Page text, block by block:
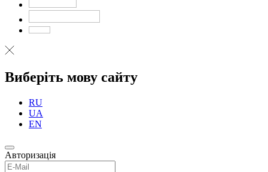
Виберіть мову сайту
RU
UA
EN
Авторизація